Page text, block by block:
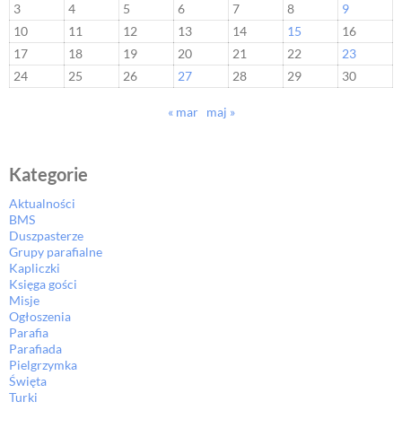
3
4 5 6 7 8
9
10
11 12 13 14 15
16
17
18 19 20 21 22
23
24
25 26 27 28 29 30
« mar maj »
Kategorie
Aktualności
BMS
Duszpasterze
Grupy parafialne
Kapliczki
Księga gości
Misje
Ogłoszenia
Parafia
Parafiada
Pielgrzymka
Święta
Turki